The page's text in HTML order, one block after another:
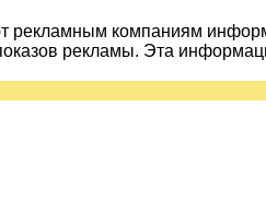
рекламным компаниям
рекламы. Эта